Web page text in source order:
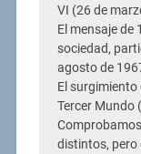
VI (26 de
El mensaje de
sociedad,
agosto de
El surgimiento
Tercer Mundo
distintos, pero